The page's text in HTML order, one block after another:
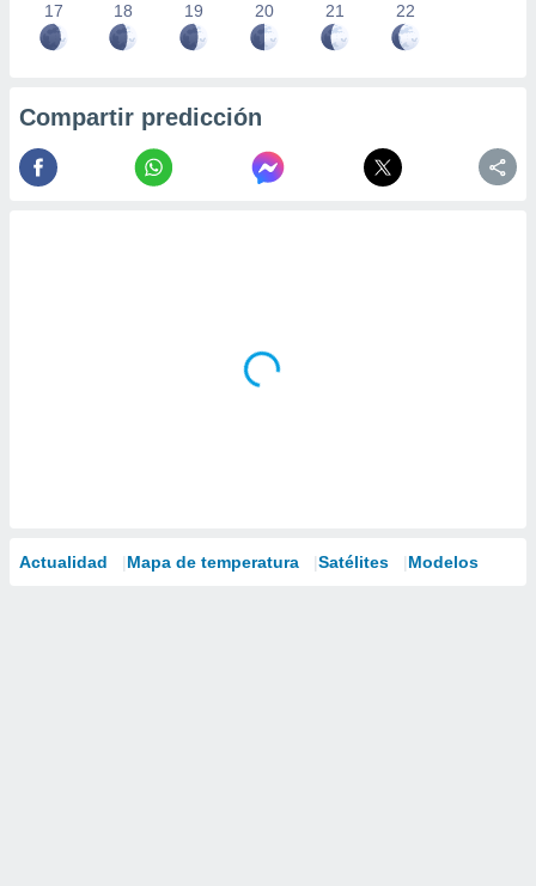
17 18 19 20 21 22
Compartir predicción
Actualidad Mapa de temperatura Satélites Modelos